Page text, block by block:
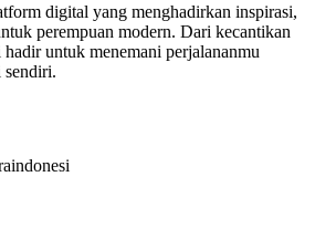
digital yang menghadirkan inspirasi,
perempuan modern. Dari kecantikan
untuk menemani perjalananmu
sendiri.